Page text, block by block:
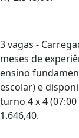
3 vagas -
meses de
ensino
escolar) e
turno 4 x 4 (07:00
1.646,40.